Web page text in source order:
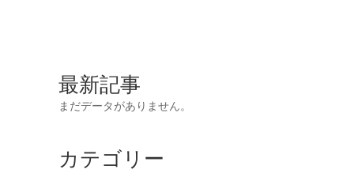
最新記事
まだデータがありません。
カテゴリー